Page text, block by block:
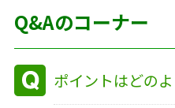
Q&Aのコーナー
ポイントはどの